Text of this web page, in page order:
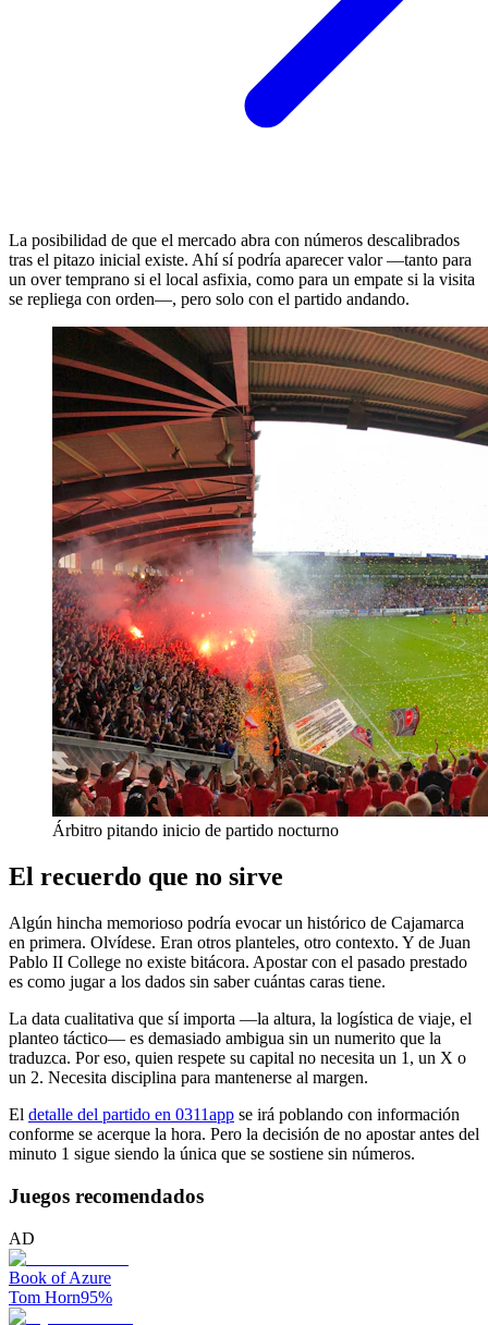
La posibilidad de que el mercado abra con números descalibrados
tras el pitazo inicial existe. Ahí sí podría aparecer valor —tanto para
un over temprano si el local asfixia, como para un empate si la visita
se repliega con orden—, pero solo con el partido andando.
Árbitro pitando inicio de partido nocturno
El recuerdo que no sirve
Algún hincha memorioso podría evocar un histórico de Cajamarca
en primera. Olvídese. Eran otros planteles, otro contexto. Y de Juan
Pablo II College no existe bitácora. Apostar con el pasado prestado
es como jugar a los dados sin saber cuántas caras tiene.
La data cualitativa que sí importa —la altura, la logística de viaje, el
planteo táctico— es demasiado ambigua sin un numerito que la
traduzca. Por eso, quien respete su capital no necesita un 1, un X o
un 2. Necesita disciplina para mantenerse al margen.
El detalle del partido en 0311app se irá poblando con información
conforme se acerque la hora. Pero la decisión de no apostar antes del
minuto 1 sigue siendo la única que se sostiene sin números.
Juegos recomendados
AD
Book of Azure
Tom Horn95%